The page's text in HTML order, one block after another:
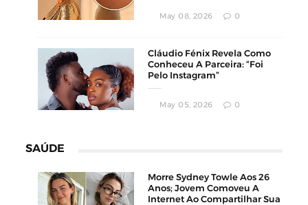
May 08, 2026 0
Cláudio Fénix Revela Como
Conheceu A Parceira: “Foi
Pelo Instagram”
May 05, 2026 0
SAÚDE
Morre Sydney Towle Aos 26
Anos; Jovem Comoveu A
Internet Ao Compartilhar Sua